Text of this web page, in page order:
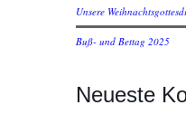
Unsere
Buß- und Bettag 2025
Neueste